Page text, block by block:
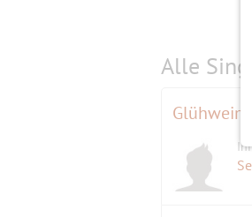
Alle